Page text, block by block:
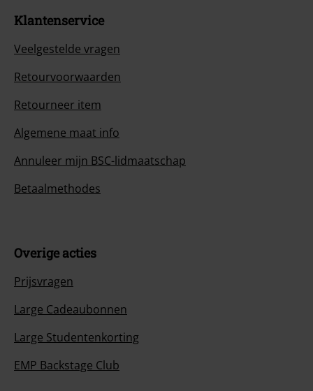
Klantenservice
Veelgestelde vragen
Retourvoorwaarden
Retourneer item
Algemene maat info
Annuleer mijn BSC-lidmaatschap
Betaalmethodes
Overige acties
Prijsvragen
Large Cadeaubonnen
Large Studentenkorting
EMP Backstage Club